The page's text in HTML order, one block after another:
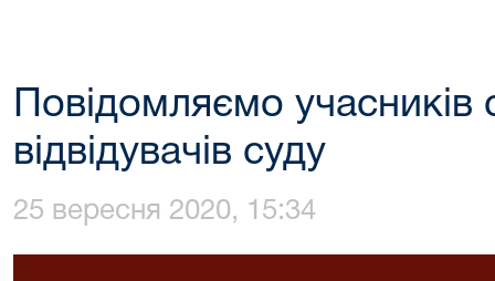
Повідомляємо учасників
відвідувачів суду
25 вересня 2020, 15:34